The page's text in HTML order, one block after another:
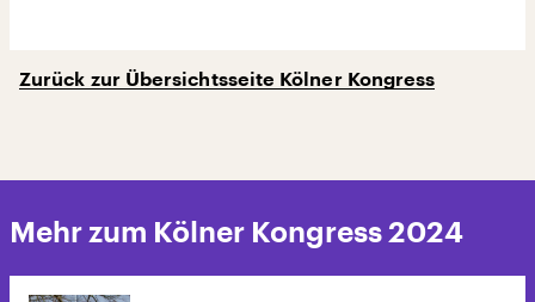
Zurück zur Übersichtsseite Kölner Kongress
Mehr zum Kölner Kongress 2024